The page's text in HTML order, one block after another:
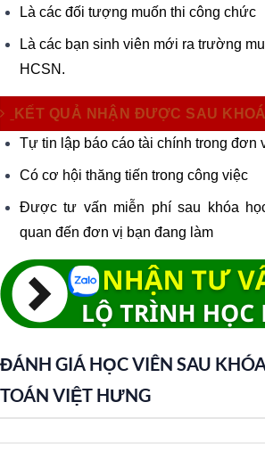
Là các đối tượng muốn thi công chức
Là các bạn sinh viên mới ra trường
HCSN.
KẾT QUẢ NHẬN ĐƯỢC SAU
Tự tin lập báo cáo tài chính trong đơn
Có cơ hội thăng tiến trong công việc
Được tư vấn miễn phí sau khóa
quan đến đơn vị bạn đang làm
ĐÁNH GIÁ HỌC VIÊN SAU
TOÁN VIỆT HƯNG